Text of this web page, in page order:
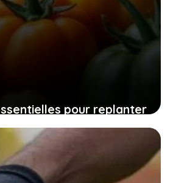
pour replanter
tomates maison
pleine de saveurs